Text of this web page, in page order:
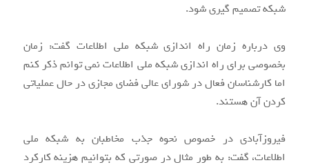
شبکه تصمیم گیری شود.
وی درباره زمان راه اندازی شبکه ملی اطلاعات گفت: زمان
بخصوصی برای راه اندازی شبکه ملی اطلاعات نمی توانم ذکر کنم
اما کارشناسان فعال در شورای عالی فضای مجازی در حال عملیاتی
کردن آن هستند.
فیروزآبادی در خصوص نحوه جذب مخاطبان به شبکه ملی
اطلاعات، گفت: به طور مثال در صورتی که بتوانیم هزینه کارکرد